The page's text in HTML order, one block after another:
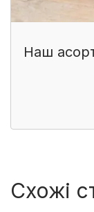
Наш
Схожі